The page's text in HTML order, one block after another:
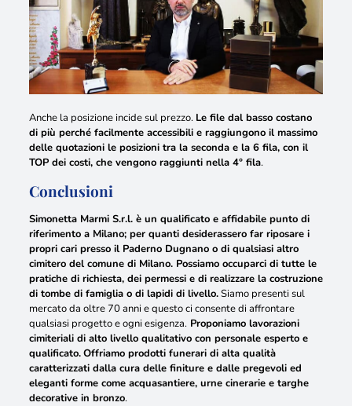
Anche la posizione incide sul prezzo. Le file dal basso costano
di più perché facilmente accessibili e raggiungono il massimo
delle quotazioni le posizioni tra la seconda e la 6 fila, con il
TOP dei costi, che vengono raggiunti nella 4° fila.
Conclusioni
Simonetta Marmi S.r.l. è un qualificato e affidabile punto di
riferimento a Milano; per quanti desiderassero far riposare i
propri cari presso il Paderno Dugnano o di qualsiasi altro
cimitero del comune di Milano. Possiamo occuparci di tutte le
pratiche di richiesta, dei permessi e di realizzare la costruzione
di tombe di famiglia o di lapidi di livello.Siamo presenti sul
mercato da oltre 70 anni e questo ci consente di affrontare
qualsiasi progetto e ogni esigenza.Proponiamo lavorazioni
cimiteriali di alto livello qualitativo con personale esperto e
qualificato.Offriamo prodotti funerari di alta qualità
caratterizzati dalla cura delle finiture e dalle pregevoli ed
eleganti forme come acquasantiere, urne cinerarie e targhe
decorative in bronzo.